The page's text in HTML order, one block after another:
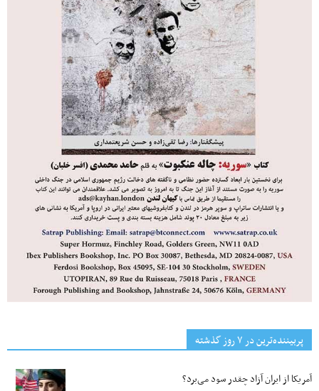
پربیننده‌ترین‌ در ۷ روز گذشته
آمریکا از ایران آزاد چقدر سود می‌برد؟